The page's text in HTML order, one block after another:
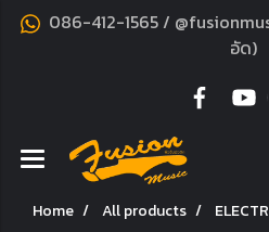
086-412-1565 /
อัด)
Home All products